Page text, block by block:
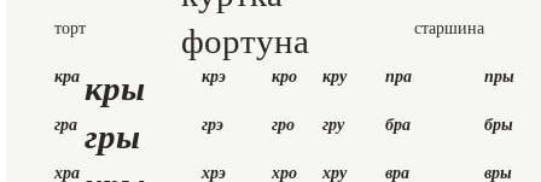
торт фортуна старшина
кра кры крэ кро кру пра
пры
гра гры грэ гро гру бра
бры
хра
хрэ хро хру вра
вры